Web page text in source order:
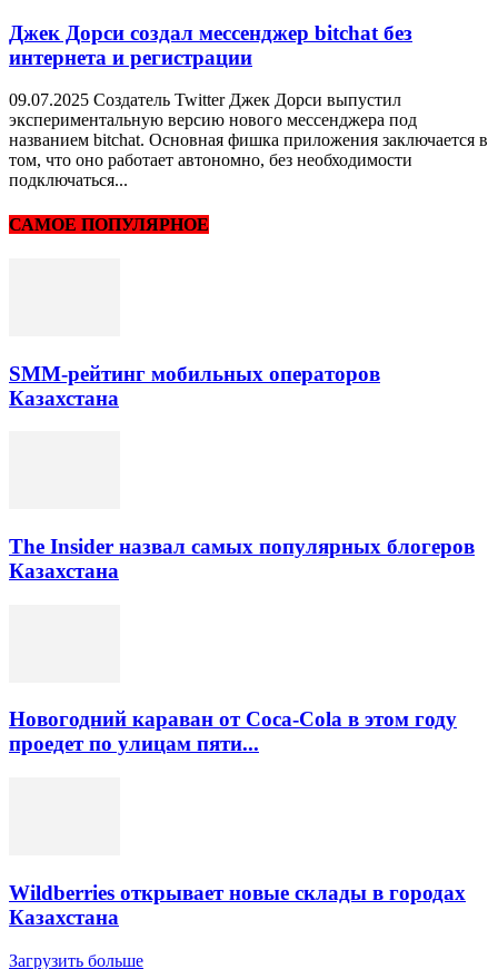
Джек Дорси создал мессенджер bitchat без
интернета и регистрации
09.07.2025 Создатель Twitter Джек Дорси выпустил
экспериментальную версию нового мессенджера под
названием bitchat. Основная фишка приложения заключается в
том, что оно работает автономно, без необходимости
подключаться...
САМОЕ ПОПУЛЯРНОЕ
SMM-рейтинг мобильных операторов
Казахстана
The Insider назвал самых популярных блогеров
Казахстана
Новогодний караван от Coca-Cola в этом году
проедет по улицам пяти...
Wildberries открывает новые склады в городах
Казахстана
Загрузить больше